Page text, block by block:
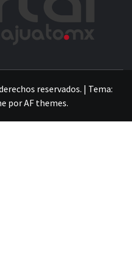
reservados. | Tema:
porAF themes.